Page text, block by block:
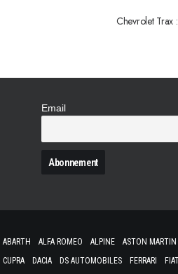
Chevrolet Trax
Email
ABARTH ALFA ROMEO ALPINE ASTON MARTIN
CUPRA
DACIA DS AUTOMOBILES FERRARI